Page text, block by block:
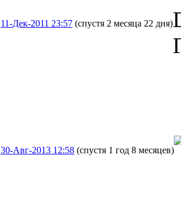
11-Дек-2011 23:57 (спустя 2 месяца 22 дня)
30-Авг-2013 12:58 (спустя 1 год 8 месяцев)